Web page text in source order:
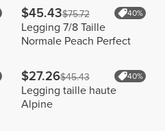
$45.43$75.72 40%
Legging 7/8 Taille
Normale Peach Perfect
$27.26$45.43 40%
Legging taille haute
Alpine